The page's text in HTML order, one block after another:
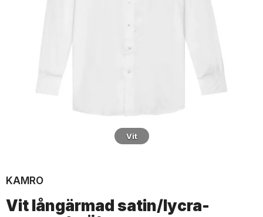
Vit
KAMRO
Vit långärmad satin/lycra-